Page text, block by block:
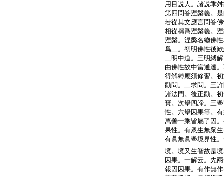
用目説人。諸説乖
第四問答涅槃義。
若從其文應言問答
相從稱爲涅槃義。
涅槃。涅槃名總佛
爲二。初明佛性後
二明中道。三明縛
由佛性故中當通達
得解縛應須修習。
勸問。二求問。三
諸法門。後正勸。
寶。次擧四諦。三
性。六擧因果等。
萬善一乘皆屬了因
果性。有衆生無衆
有眞無眞擧境界性
境。境又生智故是
因果。一解云。先
報因因果。有作無